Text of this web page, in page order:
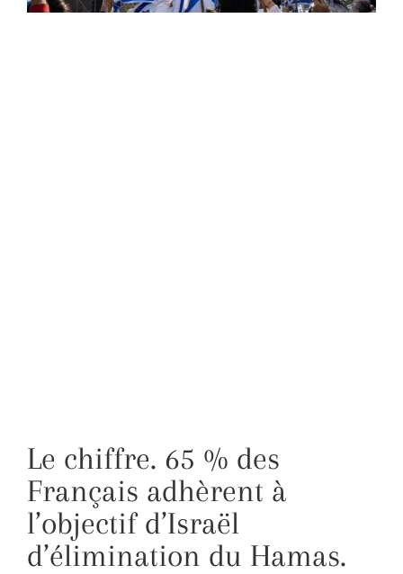
Le chiffre. 65 % des
Français adhèrent à
l’objectif d’Israël
d’élimination du Hamas.